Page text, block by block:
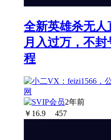
全新英雄杀无人
月入过万，不
程
2年前
￥ 16.9 457